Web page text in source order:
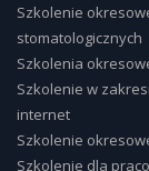
Szkolenie
stomatologicznych
Szkolenia
Szkolenie w
internet
Szkolenie
Szkolenie dla